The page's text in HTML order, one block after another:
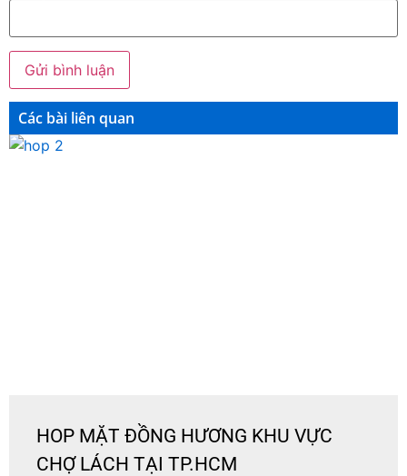
Các bài liên quan
HOP MẶT ĐỒNG HƯƠNG KHU VỰC
CHỢ LÁCH TẠI TP.HCM